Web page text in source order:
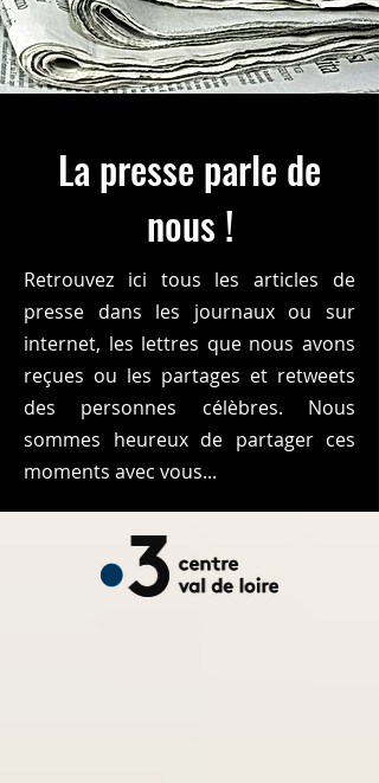
La presse parle de
nous !
Retrouvez ici tous les articles de
presse dans les journaux ou sur
internet, les lettres que nous avons
reçues ou les partages et retweets
des personnes célèbres. Nous
sommes heureux de partager ces
moments avec vous...